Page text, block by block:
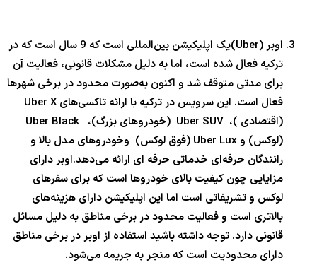
اوبر (Uber)یک اپلیکیشن بین‌المللی است که 9 سال است که در
ترکیه فعال شده است، اما به دلیل مشکلات قانونی، فعالیت آن
برای مدتی متوقف شد و اکنون به‌صورت محدود در برخی شهرها
فعال است. این سرویس در ترکیه با ارائه تاکسی‌های Uber X
(اقتصادی )، Uber SUV (خودروهای بزرگ)، Uber Black
(لوکس) و Uber Lux (فوق لوکس) وخودروهای مدل بالا و
رانندگان حرفه‌ای خدماتی حرفه ای ارائه می‌دهد.اوبر دارای
مزایایی چون کیفیت بالای خودروها است که برای سفرهای
لوکس و تشریفاتی است اما این اپلیکیشن دارای هزینه‌های
بالاتری است و فعالیت محدود در برخی مناطق به دلیل مسائل
قانونی دارد. توجه داشته باشید استفاده از اوبر در برخی مناطق
دارای محدودیت است که منجر به جریمه می‌شود.